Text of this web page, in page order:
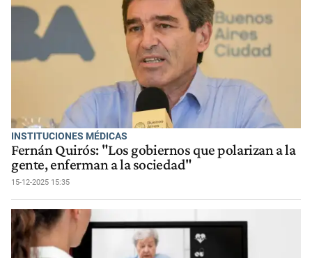
INSTITUCIONES MÉDICAS
Fernán Quirós: "Los gobiernos que polarizan a la
gente, enferman a la sociedad"
15-12-2025 15:35